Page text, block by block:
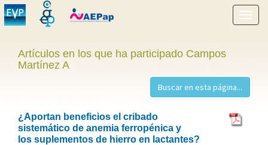
menú
Artículos en los que ha participado Campos
Martínez A
¿Aportan beneficios el cribado
sistemático de anemia ferropénica y
los suplementos de hierro en lactantes?